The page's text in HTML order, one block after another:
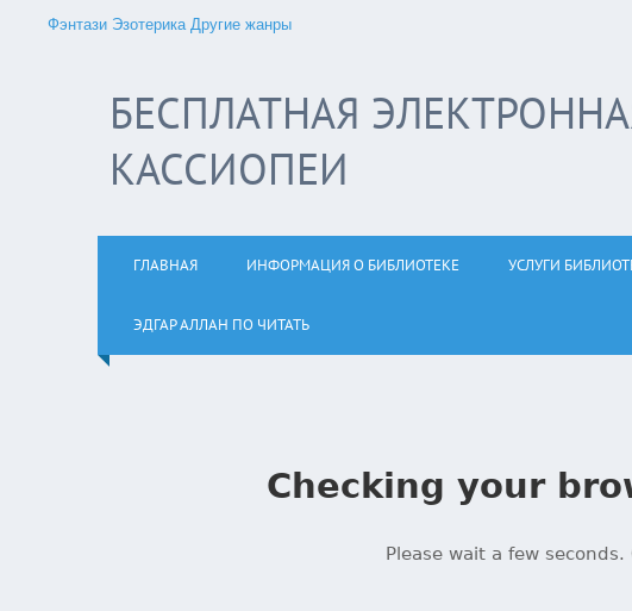
Фэнтази Эзотерика Другие жанры
БЕСПЛАТНАЯ
КАССИОПЕИ
ГЛАВНАЯ ИНФОРМАЦИЯ О БИБЛИОТЕКЕ УСЛУГИ
ЭДГАР АЛЛАН ПО ЧИТАТЬ